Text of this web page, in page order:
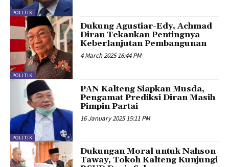
POLITIK
POLITIK
Dukung Agustiar-Edy, Achmad
Diran Tekankan Pentingnya
Keberlanjutan Pembangunan
4 March 2025 16:44 PM
POLITIK
PAN Kalteng Siapkan Musda,
Pengamat Prediksi Diran Masih
Pimpin Partai
16 January 2025 15:11 PM
Dukungan Moral untuk Nahson
Taway, Tokoh Kalteng Kunjungi